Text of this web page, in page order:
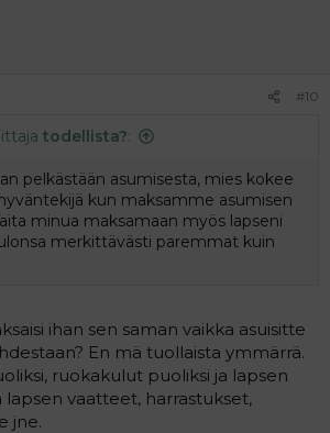
#10
todellista?:
pelkästään asumisesta, mies kokee
kun maksamme asumisen
minua maksamaan myös lapseni
merkittävästi paremmat kuin
ihan sen saman vaikka asuisitte
En mä tuollaista ymmärrä.
ruokakulut puoliksi ja lapsen
vaatteet, harrastukset,
jne.